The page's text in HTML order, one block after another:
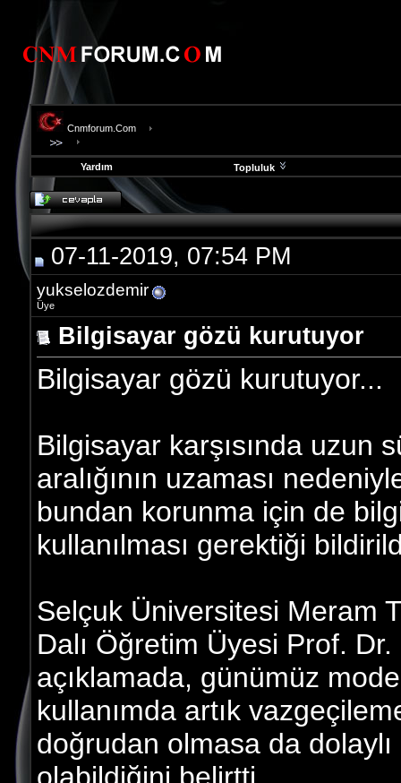
Cnmforum.Com
Yardım Topluluk
evooli
fethiye
escort
gaziantep
escort
gaziantep
escort
07-11-2019, 07:54 PM
yukselozdemir
Üye
Bilgisayar gözü kurutuyor
Bilgisayar gözü kurutuyor...
Bilgisayar karşısında uzun
aralığının uzaması
bundan korunma için de
kullanılması gerektiği
Selçuk Üniversitesi Meram
Dalı Öğretim Üyesi Prof.
açıklamada, günümüz
kullanımda artık
doğrudan olmasa da dolaylı